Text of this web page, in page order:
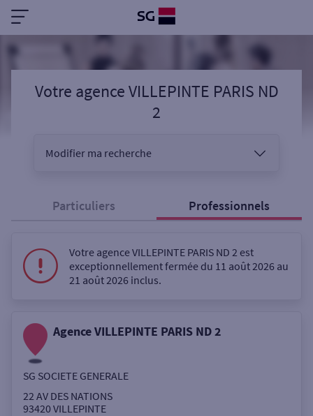
Votre agence VILLEPINTE PARIS ND
2
Modifier ma recherche
Sélectionnez votre recherche
Coffre-fort
Particuliers Professionnels
Votre agence VILLEPINTE PARIS ND 2 est
exceptionnellement fermée du 11 août 2026 au
21 août 2026 inclus.
Agence VILLEPINTE PARIS ND 2
SG SOCIETE GENERALE
22 AV DES NATIONS
93420VILLEPINTE